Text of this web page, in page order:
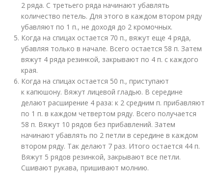
2 ряда. С третьего ряда начинают убавлять
количество петель. Для этого в каждом втором ряду
убавляют по 1 п., не доходя до 2 кромочных.
Когда на спицах остается 70 п., вяжут еще 4 ряда,
убавляя только в начале. Всего остается 58 п. Затем
вяжут 4 ряда резинкой, закрывают по 4 п. с каждого
края.
Когда на спицах остается 50 п., приступают
к капюшону. Вяжут лицевой гладью. В середине
делают расширение 4 раза: к 2 средним п. прибавляют
по 1 п. в каждом четвертом ряду. Всего получается
58 п. Вяжут 10 рядов без прибавлений. Затем
начинают убавлять по 2 петли в середине в каждом
втором ряду. Так делают 7 раз. Итого остается 44 п.
Вяжут 5 рядов резинкой, закрывают все петли.
Сшивают рукава, пришивают молнию.